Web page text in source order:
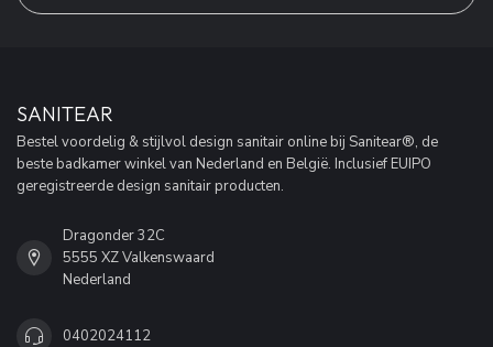
SANITEAR
Bestel voordelig & stijlvol design sanitair online bij Sanitear®, de
beste badkamer winkel van Nederland en België. Inclusief EUIPO
geregistreerde design sanitair producten.
Dragonder 32C
5555 XZ Valkenswaard
Nederland
0402024112